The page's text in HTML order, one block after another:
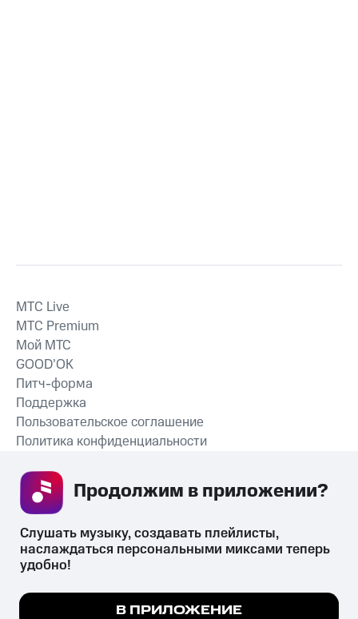
СКАЧАТЬ ПРИЛОЖЕНИЕ
MTС Live
MTС Premium
Мой МТС
GOOD’OK
Питч-форма
Поддержка
Пользовательское соглашение
Политика конфиденциальности
психотропных веществ, их аналогов причиняет вред здоровью,
их незаконный оборот запрещён и влечёт установленную
Мы используем куки, чтобы на сайте все
Слушать музыку, создавать плейлисты,
наслаждаться персональными миксами теперь
удобно!
В ПРИЛОЖЕНИЕ